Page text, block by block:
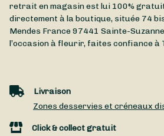
retrait en magasin est lui 100%
directement à la boutique, située 74
Mendes France97441 Sainte-Suzanne
l’occasion à fleurir, faites confiance à
Livraison
Zones desservies et créneaux
Click & collect gratuit